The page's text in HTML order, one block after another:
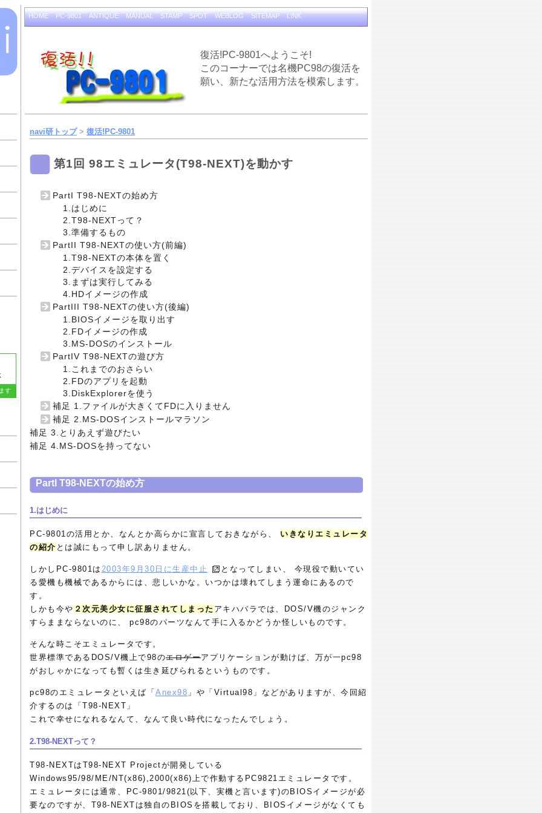
HOME PC-9801 ANTIQUE MANUAL STAMP SPOT WEBLOG SITEMAP LINK
復活!PC-9801へようこそ!
このコーナーでは名機PC98の復活を
願い、新たな活用方法を模索します。
す
navi研トップ > 復活!PC-9801
第1回 98エミュレータ(T98-NEXT)を動かす
PartI T98-NEXTの始め方
1.はじめに
2.T98-NEXTって？
3.準備するもの
PartII T98-NEXTの使い方(前編)
1.T98-NEXTの本体を置く
2.デバイスを設定する
3.まずは実行してみる
4.HDイメージの作成
PartIII T98-NEXTの使い方(後編)
1.BIOSイメージを取り出す
2.FDイメージの作成
3.MS-DOSのインストール
PartIV T98-NEXTの遊び方
1.これまでのおさらい
2.FDのアプリを起動
3.DiskExplorerを使う
補足 1.ファイルが大きくてFDに入りません
補足 2.MS-DOSインストールマラソン
補足 3.とりあえず遊びたい
補足 4.MS-DOSを持ってない
PartI T98-NEXTの始め方
1.はじめに
PC-9801の活用とか、なんとか高らかに宣言しておきながら、 いきなりエミュレータ
の紹介 とは誠にもって申し訳ありません。
しかしPC-9801は 2003年9月30日に生産中止
となってしまい、 今現役で動いてい
る愛機も機械であるからには、悲しいかな。いつかは壊れてしまう運命にあるので
す。
しかも今や ２次元美少女に征服されてしまった アキハバラでは、DOS/V機のジャンク
すらままならないのに、 pc98のパーツなんて手に入るかどうか怪しいものです。
そんな時こそエミュレータです。
世界標準であるDOS/V機上で98のエロゲーアプリケーションが動けば、万が一pc98
がおしゃかになっても暫くは生き延びられるというものです。
pc98のエミュレータといえば「 Anex98 」や「Virtual98」などがありますが、今回紹
介するのは「T98-NEXT」
これで幸せになれるなんて、なんて良い時代になったんでしょう。
2.T98-NEXTって？
T98-NEXTはT98-NEXT Projectが開発している
Windows95/98/ME/NT(x86),2000(x86)上で作動するPC9821エミュレータです。
エミュレータには通常、PC-9801/9821(以下、実機と言います)のBIOSイメージが必
要なのですが、T98-NEXTは独自のBIOSを搭載しており、BIOSイメージがなくても